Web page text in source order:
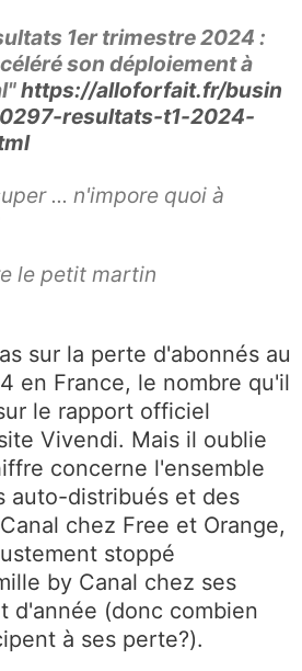
1er trimestre 2024 :
son déploiement à
https://alloforfait.fr/busin
resultats-t1-2024-
... n'impore quoi à
le petit martin
sur la perte d'abonnés au
en France, le nombre qu'il
le rapport officiel
Vivendi. Mais il oublie
concerne l'ensemble
auto-distribués et des
chez Free et Orange,
stoppé
by Canal chez ses
d'année (donc combien
à ses perte?).